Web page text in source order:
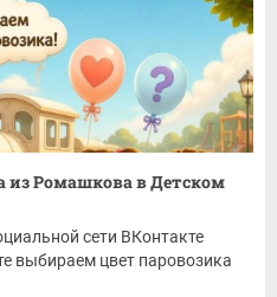
из Ромашкова в Детском
сети ВКонтакте
выбираем цвет паровозика